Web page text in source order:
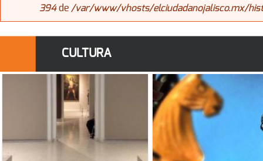
394de /var/www/vhosts/elciudadanojalisco.mx/
CULTURA